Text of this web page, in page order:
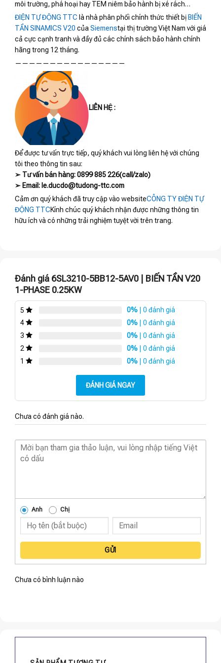
môi trường, phá hoại hay TEM niêm bảo hành bị xé rách…
ĐIỆN TỰ ĐỘNG TTC là nhà phân phối chính thức thiết bị BIẾN
TẦN SINAMICS V20 của Siemenstại thị trường Việt Nam với giá
cả cực cạnh tranh và đầy đủ các chính sách bảo hành chính
hãng trong 12 tháng.
————————————————
LIÊN HỆ :
Để được tư vấn trực tiếp, quý khách vui lòng liên hệ với chúng
tôi theo thông tin sau:
➢ Tư vấn bán hàng: 0899 885 226(call/zalo)
➢ Email: le.ducdo@tudong-ttc.com
Cảm ơn quý khách đã truy cập vào websiteCÔNG TY ĐIỆN TỰ
ĐỘNG TTCKính chúc quý khách nhận được những thông tin
hữu ích và có những trải nghiệm tuyệt vời trên trang.
Đánh giá 6SL3210-5BB12-5AV0 | BIẾN TẦN V20
1-PHASE 0.25KW
5 0% | 0 đánh giá
4
0% | 0 đánh giá
3
0% | 0 đánh giá
2
0% | 0 đánh giá
1
0% | 0 đánh giá
ĐÁNH GIÁ NGAY
Chưa có đánh giá nào.
Anh Chị
GỬI
Chưa có bình luận nào